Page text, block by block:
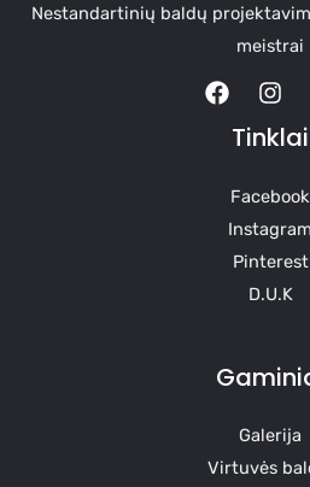
Nestandartinių baldų
meistrai
Tinklai
Facebook
Instagram
Pinterest
D.U.K
Galerija
Virtuvės